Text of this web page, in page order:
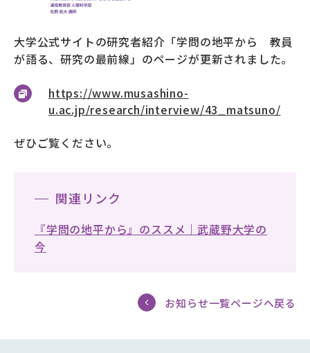
サイトポリシー サイトマップ
大学公式サイトの研究者紹介「学問の地平から 教員
が語る、研究の最前線」のページが更新されました。
https://www.musashino-
u.ac.jp/research/interview/43_matsuno/
ぜひご覧ください。
関連リンク
『学問の地平から』のススメ｜武蔵野大学の
今
お知らせ一覧ページへ戻る